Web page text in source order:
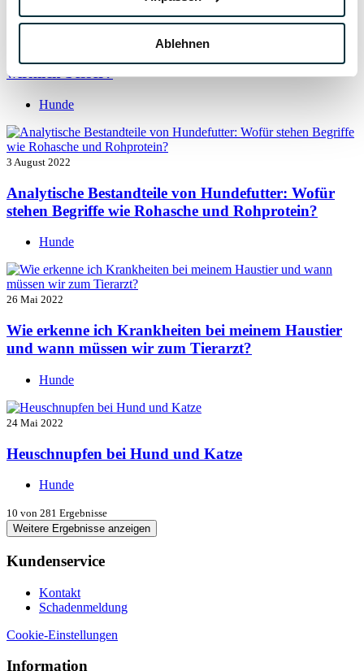
Ablehnen
5 August 2022
wirklich besser?
Hunde
3 August 2022
Analytische Bestandteile von Hundefutter: Wofür
stehen Begriffe wie Rohasche und Rohprotein?
Hunde
26 Mai 2022
Wie erkenne ich Krankheiten bei meinem Haustier
und wann müssen wir zum Tierarzt?
Hunde
24 Mai 2022
Heuschnupfen bei Hund und Katze
Hunde
10 von 281 Ergebnisse
Weitere Ergebnisse anzeigen
Kundenservice
Kontakt
Schadenmeldung
Cookie-Einstellungen
Information